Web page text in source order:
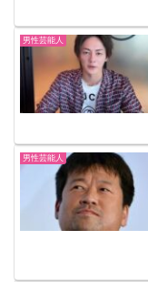
男性芸能人
男性芸能人